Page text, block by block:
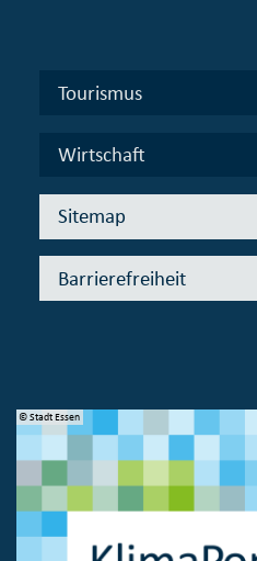
Tourismus
Wirtschaft
Sitemap
Barrierefreiheit
© Stadt Essen